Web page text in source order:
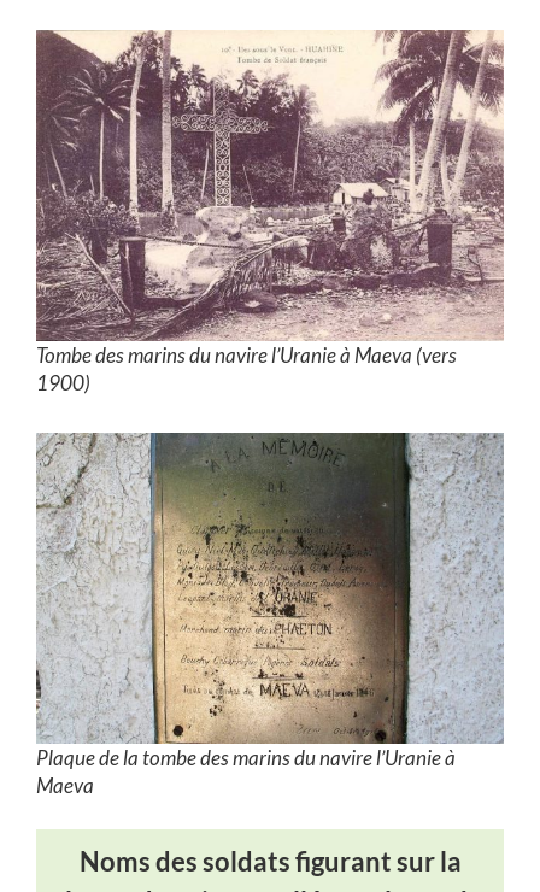
Tombe des marins du navire l’Uranie à Maeva (vers
1900)
Plaque de la tombe des marins du navire l’Uranie à
Maeva
Noms des soldats figurantsurla